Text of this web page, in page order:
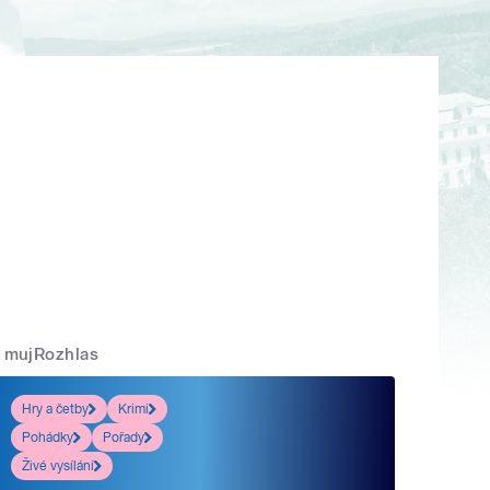
mujRozhlas
Hry a četby
Krimi
Pohádky
Pořady
Živé vysílání